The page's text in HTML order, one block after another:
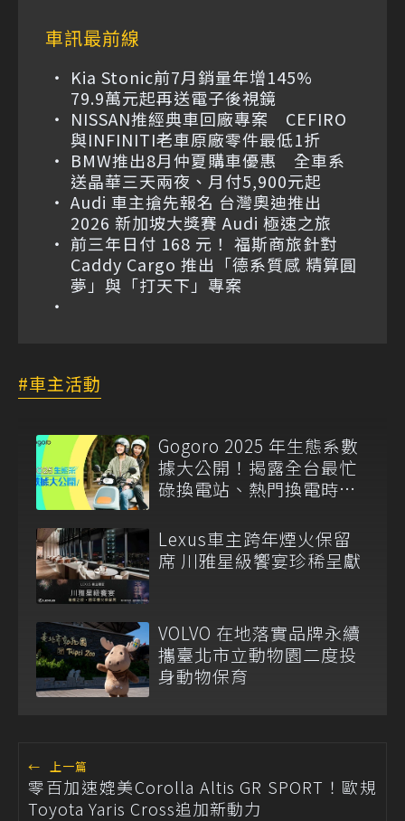
車訊最前線
Kia Stonic前7月銷量年增145%
79.9萬元起再送電子後視鏡
NISSAN推經典車回廠專案 CEFIRO
與INFINITI老車原廠零件最低1折
BMW推出8月仲夏購車優惠 全車系
送晶華三天兩夜、月付5,900元起
Audi 車主搶先報名 台灣奧迪推出
2026 新加坡大獎賽 Audi 極速之旅
前三年日付 168 元！ 福斯商旅針對
Caddy Cargo 推出「德系質感 精算圓
夢」與「打天下」專案
車主活動
Gogoro 2025 年生態系數
據大公開！揭露全台最忙
碌換電站、熱門換電時
峰
Lexus車主跨年煙火保留
席 川雅星級饗宴珍稀呈獻
VOLVO 在地落實品牌永續
攜臺北市立動物園二度投
身動物保育
← 上一篇
零百加速媲美Corolla Altis GR SPORT！歐規
Toyota Yaris Cross追加新動力